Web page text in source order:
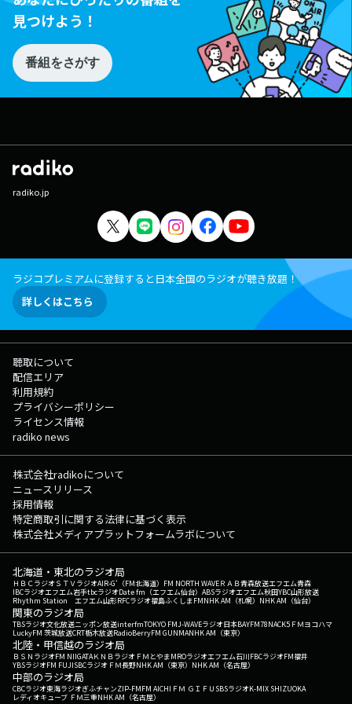
見つけよう！
番組をさがす
radiko.jp
ラジコプレミアムに登録すると日本全国のラジオが聴き放題！
詳しくはこちら
聴取について
配信エリア
利用規約
プライバシーポリシー
ライセンス情報
radiko news
株式会社radikoについて
ニュースリリース
採用情報
特定商取引に関する法律に基づく表示
株式会社メディアプラットフォームラボについて
北海道・東北のラジオ局
ＨＢＣラジオＳＴＶラジオAIR-G'（FM北海道） FM NORTH WAVEＲＡＢ青森放送エフエム青森
IBCラジオエフエム岩手tbcラジオDate fm（エフエム仙台） ABSラジオエフエム秋田YBC山形放送
Rhythm Station エフエム山形RFCラジオ福島ふくしまFMNHK AM（札幌） NHK AM（仙台）
関東のラジオ局
TBSラジオ文化放送ニッポン放送interfmTOKYO FMJ-WAVEラジオ日本BAYFM78NACK5 ＦＭヨコハマ
LuckyFM 茨城放送CRT栃木放送RadioBerryFM GUNMANHK AM（東京）
北陸・甲信越のラジオ局
ＢＳＮラジオFM NIIGATAＫＮＢラジオ ＦＭとやまMROラジオエフエム石川FBCラジオFM福井
YBSラジオFM FUJISBCラジオ ＦＭ長野NHK AM（東京） NHK AM（名古屋）
中部のラジオ局
CBCラジオ東海ラジオぎふチャンZIP-FMFM AICHI ＦＭ ＧＩＦＵ SBSラジオK-MIX SHIZUOKA
レディオキューブ ＦＭ三重NHK AM（名古屋）